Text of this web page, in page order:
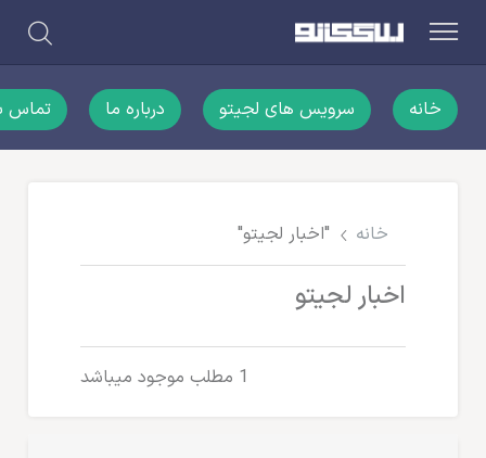
خانه سرویس های لجیتو درباره ما تماس
خانه "اخبار لجیتو"
اخبار لجیتو
1 مطلب موجود میباشد
اخبار لجیتو